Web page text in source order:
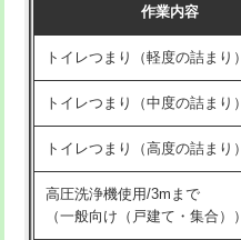
作業内容
トイレつまり（軽度の詰まり）
トイレつまり（中度の詰まり）
トイレつまり（高度の詰まり）
高圧洗浄機使用/3mまで
（一般向け（戸建て・集合））